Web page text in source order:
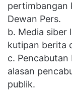
pertimbangan
Dewan Pers.
b. Media siber
kutipan berita
c.
alasan
publik.